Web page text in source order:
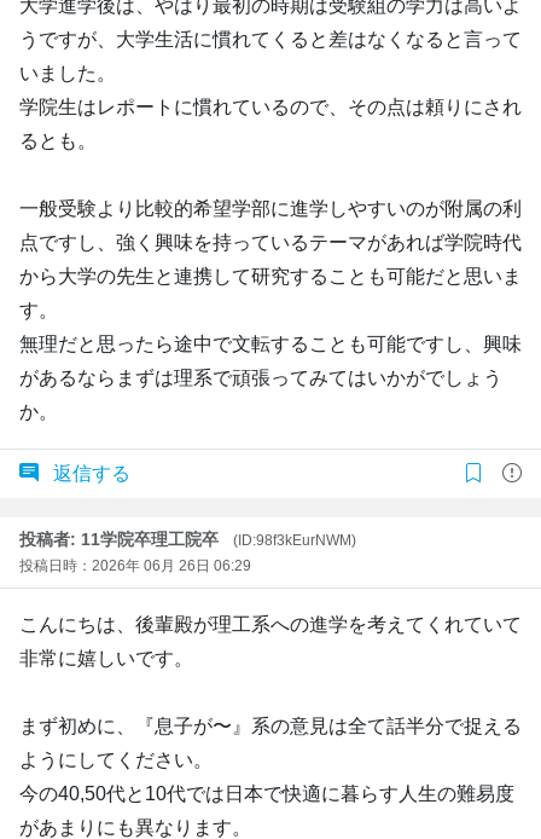
大学進学後は、やはり最初の時期は受験組の学力は高いよ
うですが、大学生活に慣れてくると差はなくなると言って
いました。
学院生はレポートに慣れているので、その点は頼りにされ
るとも。
一般受験より比較的希望学部に進学しやすいのが附属の利
点ですし、強く興味を持っているテーマがあれば学院時代
から大学の先生と連携して研究することも可能だと思いま
す。
無理だと思ったら途中で文転することも可能ですし、興味
があるならまずは理系で頑張ってみてはいかがでしょう
か。
返信する
投稿者: 11学院卒理工院卒
(ID:98f3kEurNWM)
投稿日時：2026年 06月 26日 06:29
こんにちは、後輩殿が理工系への進学を考えてくれていて
非常に嬉しいです。
まず初めに、『息子が〜』系の意見は全て話半分で捉える
ようにしてください。
今の40,50代と10代では日本で快適に暮らす人生の難易度
があまりにも異なります。